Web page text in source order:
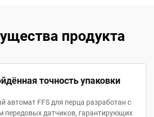
продукта
точность упаковки
автомат FFS для перца разработан с
передовых датчиков, гарантирующих